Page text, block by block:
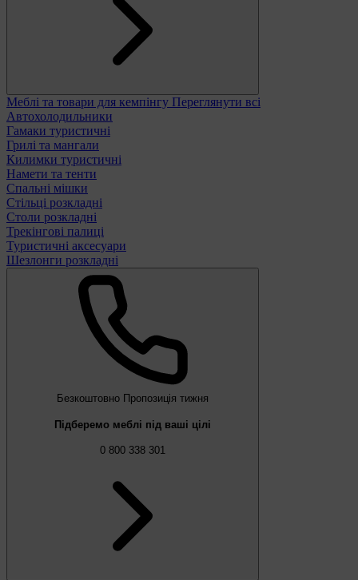
Меблі та товари для кемпінгу Переглянути всі
Автохолодильники
Гамаки туристичні
Грилі та мангали
Килимки туристичні
Намети та тенти
Спальні мішки
Стільці розкладні
Столи розкладні
Трекінгові палиці
Туристичні аксесуари
Шезлонги розкладні
Безкоштовно Пропозиція тижня
Підберемо меблі під ваші цілі
0 800 338 301